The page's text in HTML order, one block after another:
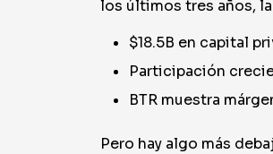
los últimos tres años,
$18.5B en capital
Participación
BTR muestra
Pero hay algo más